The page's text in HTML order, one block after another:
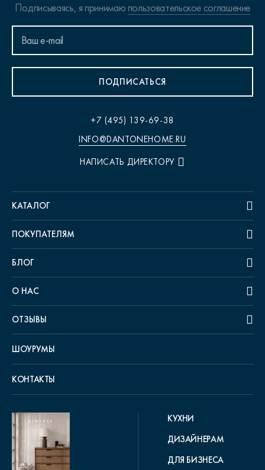
Подписываясь, я принимаюпользовательское соглашение
ПОДПИСАТЬСЯ
+7 (495) 139-69-38
INFO@DANTONEHOME.RU
НАПИСАТЬ ДИРЕКТОРУ
КАТАЛОГ
ПОКУПАТЕЛЯМ
БЛОГ
О НАС
ОТЗЫВЫ
ШОУРУМЫ
КОНТАКТЫ
КУХНИ
ДИЗАЙНЕРАМ
ДЛЯ БИЗНЕСА